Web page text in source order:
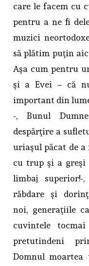
care le facem cu
pentru a ne fi
muzici
să plătim puţin
Aşa cum pentru
şi a Evei – că
important din
-, Bunul
despărţire a
uriaşul păcat de
cu trup şi a greşi
limbaj
răbdare şi
noi, generaţiile
cuvintele
pretutindeni
Domnul moartea